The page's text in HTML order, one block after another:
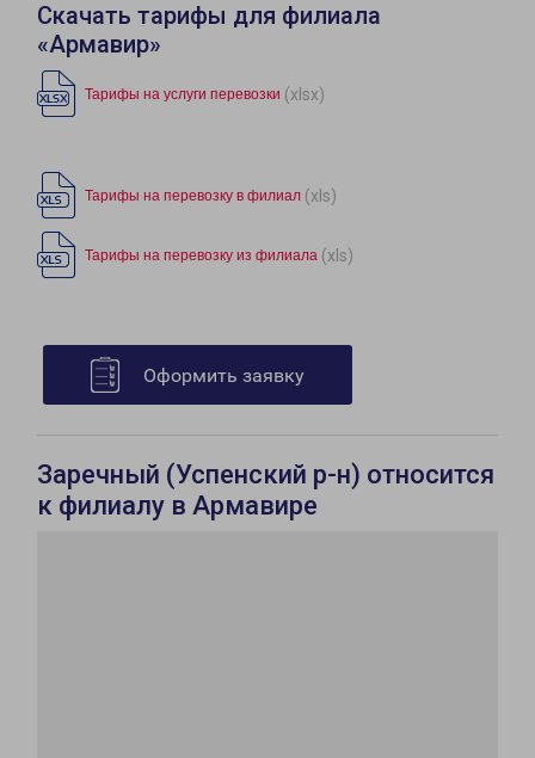
Скачать тарифы для филиала
«Армавир»
Тарифы на услуги перевозки (xlsx)
Тарифы на перевозку в филиал (xls)
Тарифы на перевозку из филиала (xls)
Оформить заявку
Заречный (Успенский р-н) относится
к филиалу в Армавире